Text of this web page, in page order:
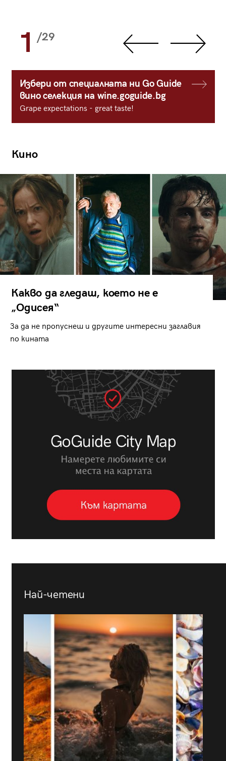
1 /29
Избери от специалната ни Go Guide
вино селекция на wine.goguide.bg
Grape expectations - great taste!
Кино
Какво да гледаш, което не е
„Одисея“
За да не пропуснеш и другите интересни заглавия
по кината
Най-четени